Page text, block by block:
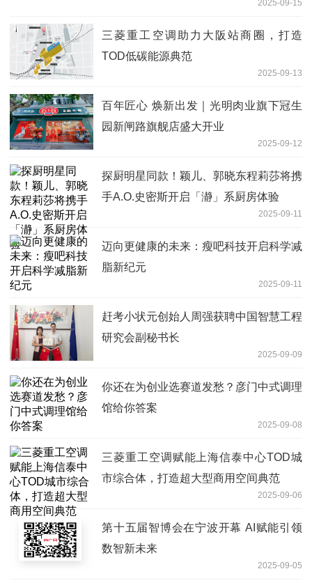
2025-09-15
三菱重工空调助力大阪站商圈，打造
TOD低碳能源典范
2025-09-13
百年匠心 焕新出发｜光明肉业旗下冠生
园新闸路旗舰店盛大开业
2025-09-12
探厨明星同款！颖儿、郭晓东程莉莎将携
手A.O.史密斯开启「瀞」系厨房体验
2025-09-11
迈向更健康的未来：瘦吧科技开启科学减
脂新纪元
2025-09-11
赶考小状元创始人周强获聘中国智慧工程
研究会副秘书长
2025-09-09
你还在为创业选赛道发愁？彦门中式调理
馆给你答案
2025-09-08
三菱重工空调赋能上海信泰中心TOD城
市综合体，打造超大型商用空间典范
2025-09-06
第十五届智博会在宁波开幕 AI赋能引领
数智新未来
2025-09-05